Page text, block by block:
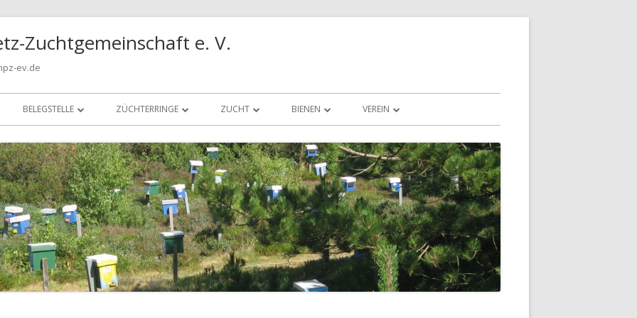
Zuchtgemeinschaft e. V.
ev.de
BELEGSTELLE
BELEGSTELLENGRENZE
INSELBELEGSTELLE
INSELBELEGSTELLE IM FILM
BELEGSTELLENORDNUNG
BETREUUNG INSELBELEGSTELLE
ZÜCHTERRINGE
KIEL
HIMMEL
ZUCHT
ZUCHTPHILOSOPHIE
ZUCHTMETHODEN
LEXIKON FACHAUSDRÜCKE
CARNICA-ZUCHT IM NORDEN
LEISTUNGSPRÜFUNG
BIENEN
IM KREISLAUF DER NATUR
VEREIN
VORSTAND & VEREIN
NORDDEUTSCHE PESCHETZ-
ZUCHTGEMEINSCHAFT E. V.
KONTAKT
DOWNLOAD